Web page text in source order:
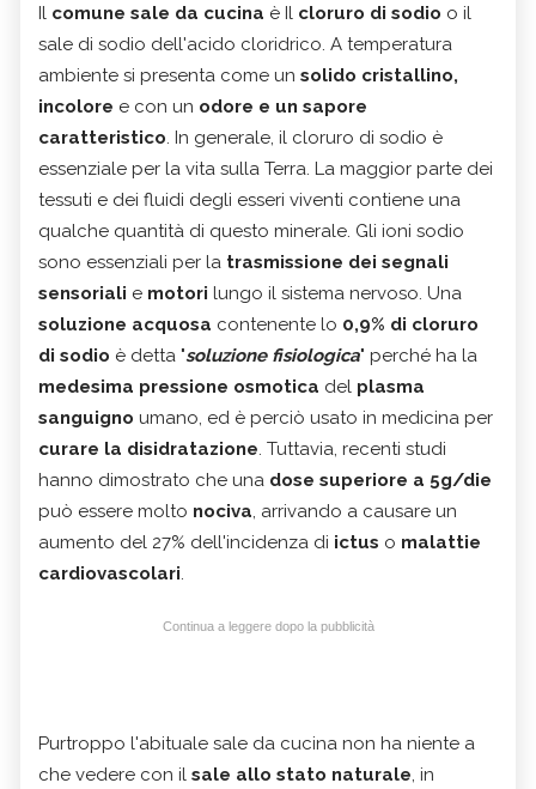
Il comune sale da cucina è Il cloruro di sodio o il
sale di sodio dell'acido cloridrico. A temperatura
ambiente si presenta come un solido cristallino,
incolore e con un odore e un sapore
caratteristico. In generale, il cloruro di sodio è
essenziale per la vita sulla Terra. La maggior parte dei
tessuti e dei fluidi degli esseri viventi contiene una
qualche quantità di questo minerale. Gli ioni sodio
sono essenziali per la trasmissione dei segnali
sensoriali e motori lungo il sistema nervoso. Una
soluzione acquosa contenente lo 0,9% di cloruro
di sodio è detta "soluzione fisiologica" perché ha la
medesima pressione osmotica del plasma
sanguigno umano, ed è perciò usato in medicina per
curare la disidratazione. Tuttavia, recenti studi
hanno dimostrato che una dose superiore a 5g/die
può essere molto nociva, arrivando a causare un
aumento del 27% dell'incidenza di ictus o malattie
cardiovascolari.
Continua a leggere dopo la pubblicità
Purtroppo l'abituale sale da cucina non ha niente a
che vedere con il sale allo stato naturale, in